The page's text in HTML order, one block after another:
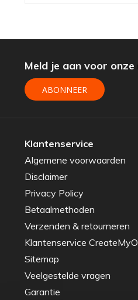
Meld je aan voor
ABONNEER
Klantenservice
Algemene voorwaarden
Disclaimer
Privacy Policy
Betaalmethoden
Verzenden & retourneren
Klantenservice
Sitemap
Veelgestelde vragen
Garantie